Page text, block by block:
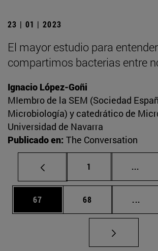
23 | 01 | 2023
El mayor estudio para
compartimos bacterias entre
Ignacio López-Goñi
MIembro de la SEM (Sociedad
Microbiología) y catedrático de
Universidad de Navarra
Publicado en: The Conversation
Página
1 ...
Página
67 Página
68 ...